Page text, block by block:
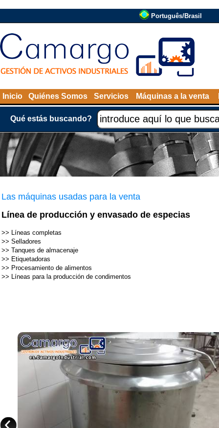
Português/Brasil
Inicio Quiénes Somos Servicios Máquinas a la venta
Qué estás buscando?
Las máquinas usadas para la venta
Línea de producción y envasado de especias
>> Líneas completas
>> Selladores
>> Tanques de almacenaje
>> Etiquetadoras
>> Procesamiento de alimentos
>> Líneas para la producción de condimentos